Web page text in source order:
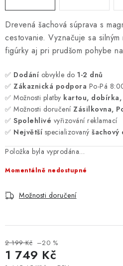
Drevená šachová súprava s
cestovanie. Vyznačuje sa
figúrky aj pri prudšom pohybe
✅ Dodání obvykle do 1-2 dnů
✅ Zákaznická podpora Po-Pá
✅ Možnosti platby kartou,
✅ Možnosti doručení Zásilkovna,
✅ Spolehlivé vyřizování reklamací
✅ Největší specializovaný šachový
Položka byla vyprodána…
Momentálně nedostupné
Možnosti doručení
2 199 Kč –20 %
1 749 Kč